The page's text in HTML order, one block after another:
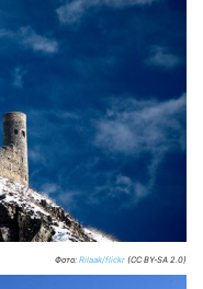
Фото: Rilaak/flickr (CC BY-SA 2.0)